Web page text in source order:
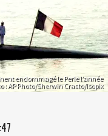
endommagé le Perle l’année
: AP Photo/Sherwin Crasto/Isopix